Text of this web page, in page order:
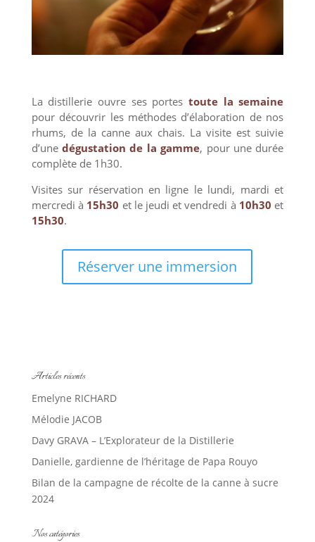
La distillerie ouvre ses portes toute la semaine
pour découvrir les méthodes d’élaboration de nos
rhums, de la canne aux chais. La visite est suivie
d’unedégustation de la gamme, pour une durée
complète de 1h30.
Visites sur réservation en ligne le lundi, mardi et
mercredi à 15h30 et le jeudi et vendredi à 10h30 et
15h30.
Réserver une immersion
Articles récents
Emelyne RICHARD
Mélodie JACOB
Davy GRAVA – L’Explorateur de la Distillerie
Danielle, gardienne de l’héritage de Papa Rouyo
Bilan de la campagne de récolte de la canne à sucre
2024
Nos catégories